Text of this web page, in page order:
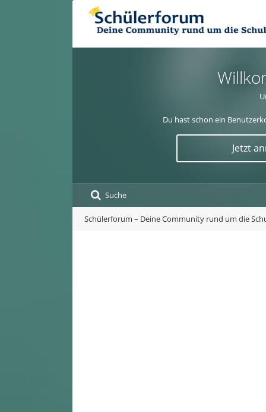
Du hast schon ein
Jetzt
Suche
Schülerforum – Deine Community rund um die